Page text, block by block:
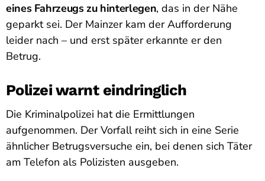
eines Fahrzeugs zu hinterlegen, das in der Nähe
geparkt sei. Der Mainzer kam der Aufforderung
leider nach – und erst später erkannte er den
Betrug.
Polizei warnt eindringlich
Die Kriminalpolizei hat die Ermittlungen
aufgenommen. Der Vorfall reiht sich in eine Serie
ähnlicher Betrugsversuche ein, bei denen sich Täter
am Telefon als Polizisten ausgeben.